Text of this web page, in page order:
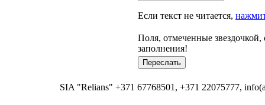
Если текст не читается,
Поля, отмеченные звездочкой,
заполнения!
SIA "Relians" +371 67768501, +371 22075777,